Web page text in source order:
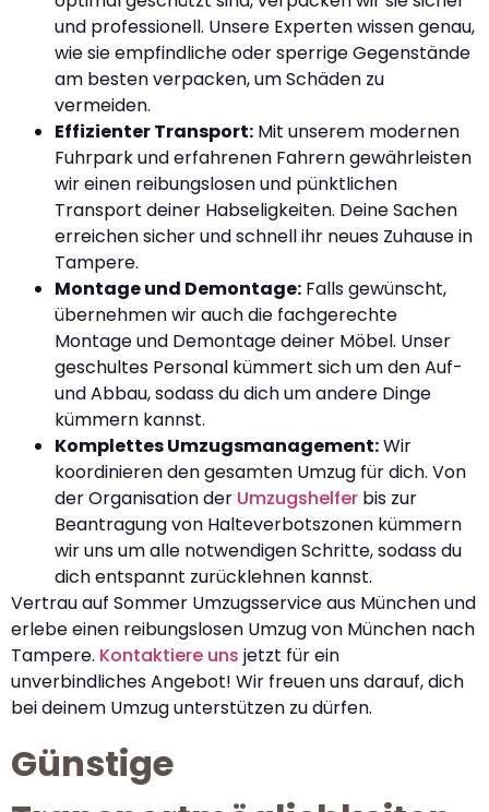
und professionell. Unsere Experten wissen genau,
wie sie empfindliche oder sperrige Gegenstände
am besten verpacken, um Schäden zu
vermeiden.
Effizienter Transport: Mit unserem modernen
Fuhrpark und erfahrenen Fahrern gewährleisten
wir einen reibungslosen und pünktlichen
Transport deiner Habseligkeiten. Deine Sachen
erreichen sicher und schnell ihr neues Zuhause in
Tampere.
Montage und Demontage: Falls gewünscht,
übernehmen wir auch die fachgerechte
Montage und Demontage deiner Möbel. Unser
geschultes Personal kümmert sich um den Auf-
und Abbau, sodass du dich um andere Dinge
kümmern kannst.
Komplettes Umzugsmanagement:Wir
koordinieren den gesamten Umzug für dich. Von
der Organisation der Umzugshelfer bis zur
Beantragung von Halteverbotszonen kümmern
wir uns um alle notwendigen Schritte, sodass du
dich entspannt zurücklehnen kannst.
Vertrau auf Sommer Umzugsservice aus München und
erlebe einen reibungslosen Umzug von München nach
Tampere. Kontaktiere uns jetzt für ein
unverbindliches Angebot! Wir freuen uns darauf, dich
bei deinem Umzug unterstützen zu dürfen.
Günstige